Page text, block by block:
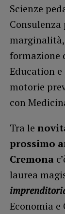
Scienze
formazione
Education
motorie
con
Tra le
prossimo
Cremona
laurea
Economia